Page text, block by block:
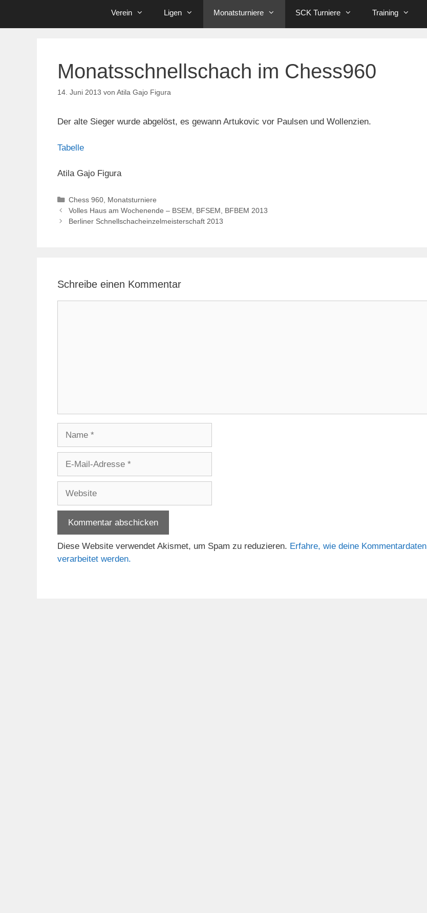
Verein Ligen Monatsturniere SCK Turniere Training
Monatsschnellschach im Chess960
14. Juni 2013 von Atila Gajo Figura
Der alte Sieger wurde abgelöst, es gewann Artukovic vor Paulsen und Wollenzien.
Tabelle
Atila Gajo Figura
Kategorien
Chess 960, Monatsturniere
Volles Haus am Wochenende – BSEM, BFSEM, BFBEM 2013
Berliner Schnellschacheinzelmeisterschaft 2013
Schreibe einen Kommentar
Adresse
Diese Website verwendet Akismet, um Spam zu reduzieren. Erfahre, wie deine Kommentardaten
verarbeitet werden.